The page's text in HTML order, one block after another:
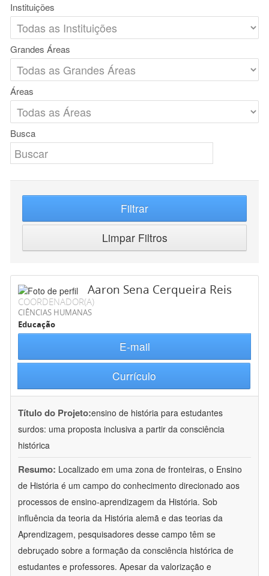
Instituições
Grandes Áreas
Áreas
Busca
Filtrar
Limpar Filtros
Aaron Sena Cerqueira Reis
COORDENADOR(A)
CIÊNCIAS HUMANAS
Educação
E-mail
Currículo
Título do Projeto:ensino de história para estudantes
surdos: uma proposta inclusiva a partir da consciência
histórica
Resumo: Localizado em uma zona de fronteiras, o Ensino
de História é um campo do conhecimento direcionado aos
processos de ensino-aprendizagem da História. Sob
influência da teoria da História alemã e das teorias da
Aprendizagem, pesquisadores desse campo têm se
debruçado sobre a formação da consciência histórica de
estudantes e professores. Apesar da valorização e